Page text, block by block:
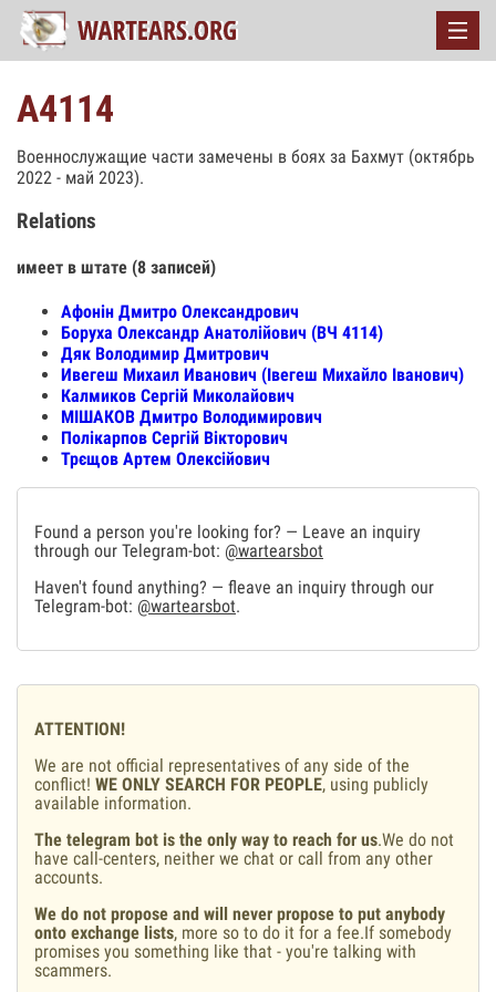
А4114
Военнослужащие части замечены в боях за Бахмут (октябрь
2022 - май 2023).
Relations
имеет в штате (8 записей)
Афонін Дмитро Олександрович
Боруха Олександр Анатолійович (ВЧ 4114)
Дяк Володимир Дмитрович
Ивегеш Михаил Иванович (Івегеш Михайло Іванович)
Калмиков Сергій Миколайович
МІШАКОВ Дмитро Володимирович
Полікарпов Сергій Вікторович
Трєщов Артем Олексійович
Found a person you're looking for? — Leave an inquiry
through our Telegram-bot: @wartearsbot
Haven't found anything? — fleave an inquiry through our
Telegram-bot: @wartearsbot.
ATTENTION!
We are not official representatives of any side of the
conflict! WE ONLY SEARCH FOR PEOPLE, using publicly
available information.
The telegram bot is the only way to reach for us.We do not
have call-centers, neither we chat or call from any other
accounts.
We do not propose and will never propose to put anybody
onto exchange lists, more so to do it for a fee.If somebody
promises you something like that - you're talking with
scammers.